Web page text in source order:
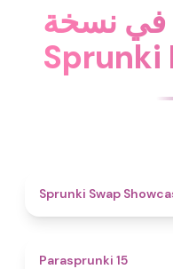
في نسخة
Sprunki
Sprunki Swap
Parasprunki 15